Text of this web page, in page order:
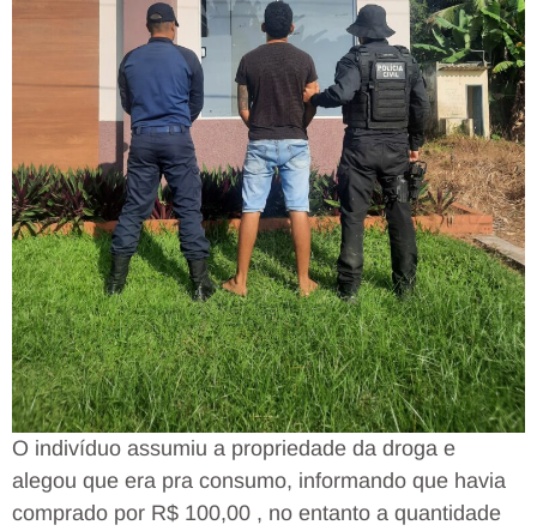
O indivíduo assumiu a propriedade da droga e
alegou que era pra consumo, informando que havia
comprado por R$ 100,00 , no entanto a quantidade